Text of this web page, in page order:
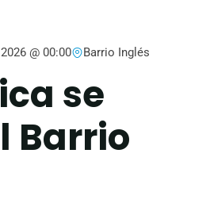
@ 00:00 Barrio Inglés
se
Barrio